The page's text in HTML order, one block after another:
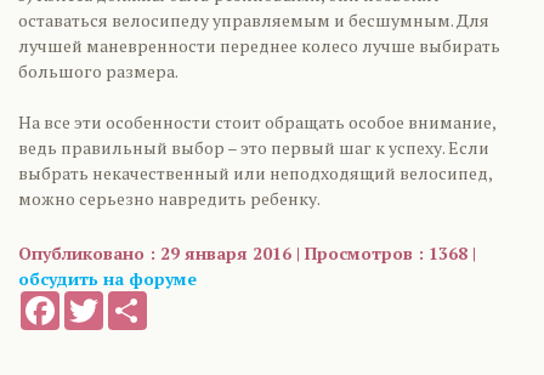
оставаться велосипеду управляемым и бесшумным. Для
лучшей маневренности переднее колесо лучше выбирать
большого размера.
На все эти особенности стоит обращать особое внимание,
ведь правильный выбор – это первый шаг к успеху. Если
выбрать некачественный или неподходящий велосипед,
можно серьезно навредить ребенку.
Опубликовано : 29 января 2016 | Просмотров : 1368 |
обсудить на форуме
FacebookTwitter